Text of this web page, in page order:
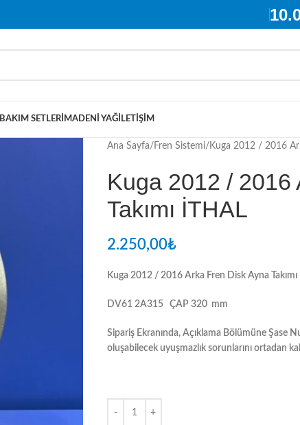
BAKIM SETLERI MADENI YAĞ İLETIŞIM
Ana Sayfa Fren Sistemi Kuga 2012 / 2016
Kuga 2012 / 2016
Takımı İTHAL
2.250,00₺
Kuga 2012 / 2016 Arka Fren Disk Ayna
DV61 2A315 ÇAP 320 mm
Sipariş Ekranında, Açıklama Bölümüne Şase
oluşabilecek uyuşmazlık sorunlarını ortadan